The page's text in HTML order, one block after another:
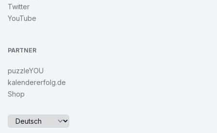
Twitter
YouTube
PARTNER
puzzleYOU
kalendererfolg.de
Shop